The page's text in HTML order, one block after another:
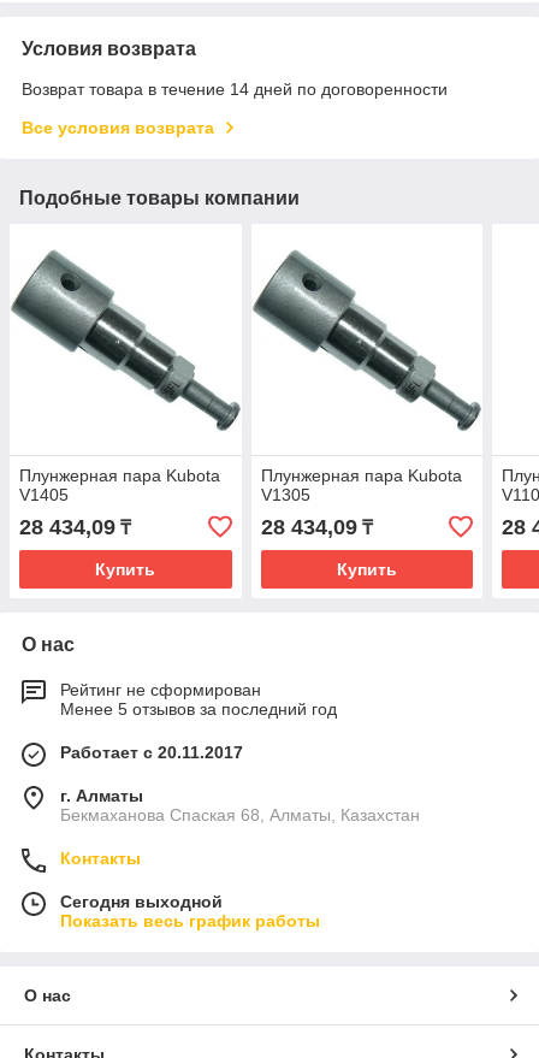
Условия возврата
Возврат товара в течение 14 дней по договоренности
Все условия возврата
Подобные товары компании
Плунжерная пара Kubota
V1405
28 434,09 ₸
Купить
Плунжерная пара Kubota
V1305
28 434,09₸
Купить
28
О нас
Рейтинг не сформирован
Менее 5 отзывов за последний год
Работает с 20.11.2017
г. Алматы
Бекмаханова Спаская 68, Алматы, Казахстан
Контакты
Сегодня выходной
Показать весь график работы
О нас